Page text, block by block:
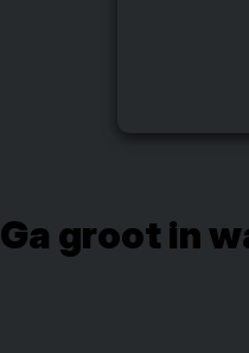
Ga groot in